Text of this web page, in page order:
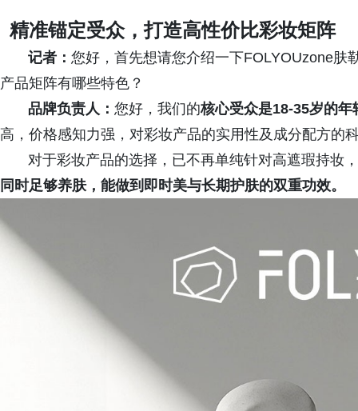
精准锚定受众，打造高性价比彩妆矩阵
记者： 您好，首先想请您介绍一下FOLYOUzone肤
产品矩阵有哪些特色？
品牌负责人： 您好，我们的核心受众是18-35岁的
高，价格感知力强，对彩妆产品的实用性及成分配方的
对于彩妆产品的选择，已不再单纯针对高遮瑕持妆
同时足够养肤，能做到即时美与长期护肤的双重功效。